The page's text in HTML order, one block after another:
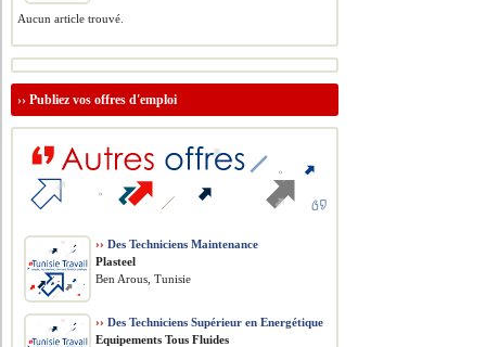
Aucun article trouvé.
››Publiez vos offres d'emploi
›› Des Techniciens Maintenance
Plasteel
Ben Arous, Tunisie
›› Des Techniciens Supérieur en Energétique
Equipements Tous Fluides